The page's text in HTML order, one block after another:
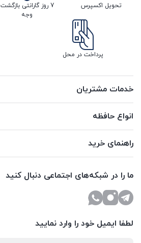
تحویل اکسپرس
7 روز گارانتی بازگشت
وجه
پرداخت در محل
خدمات مشتریان
انواع حافظه
راهنمای خرید
ما را در شبکه‌های اجتماعی دنبال کنید
لطفا ایمیل خود را وارد نمایید